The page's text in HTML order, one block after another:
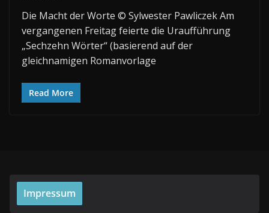
Die Macht der Worte © Sylwester Pawliczek Am
vergangenen Freitag feierte die Uraufführung
„Sechzehn Wörter“ (basierend auf der
gleichnamigen Romanvorlage
Read More
Impressum